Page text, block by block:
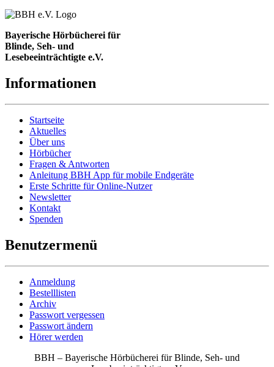
Bayerische Hörbücherei für
Blinde, Seh- und
Lesebeeinträchtigte e.V.
Informationen
Startseite
Aktuelles
Über uns
Hörbücher
Fragen & Antworten
Anleitung BBH App für mobile Endgeräte
Erste Schritte für Online-Nutzer
Newsletter
Kontakt
Spenden
Benutzermenü
Anmeldung
Bestelllisten
Archiv
Passwort vergessen
Passwort ändern
Hörer werden
BBH – Bayerische Hörbücherei für Blinde, Seh- und